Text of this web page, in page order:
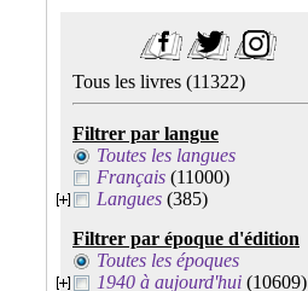
Tous les livres (11322)
Filtrer par langue
Toutes les langues
Français (11000)
Langues (385)
Filtrer par époque d'édition
Toutes les époques
1940 à aujourd'hui (10609)